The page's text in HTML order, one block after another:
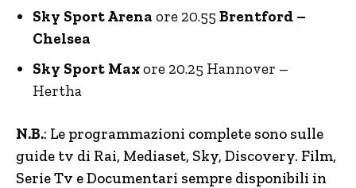
Sky Sport Arena ore 20.55 Brentford –
Chelsea
Sky Sport Maxore 20.25 Hannover –
Hertha
N.B.: Le programmazioni complete sono sulle
guide tv di Rai, Mediaset, Sky, Discovery. Film,
Serie Tv e Documentari sempre disponibili in